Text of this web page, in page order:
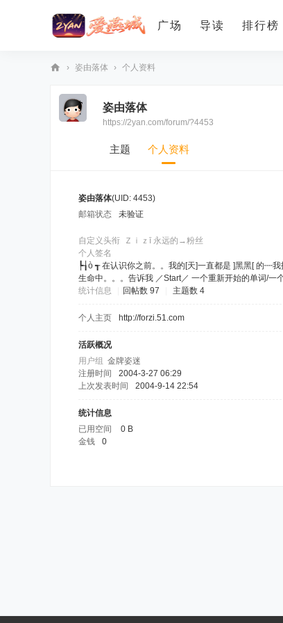
广场 导读 排行榜
› 姿由落体 › 个人资料
姿由落体
https://2yan.com/forum/?4453
主题 个人资料
姿由落体(UID: 4453)
邮箱状态
未验证
自定义头衔
Ｚｉｚī 永远的→粉丝
个人签名
┡┧ò ┱ 在认识你之前。。我的[天]一直都是 ]黑黑[ 的┉
生命中。。。告诉我 ／Start／ 一个重新开始的单词/
统计信息
回帖数 97 主题数 4
个人主页 http://forzi.51.com
活跃概况
用户组 金牌姿迷
注册时间
2004-3-27 06:29
上次发表时间
2004-9-14 22:54
统计信息
已用空间
0 B
金钱
0